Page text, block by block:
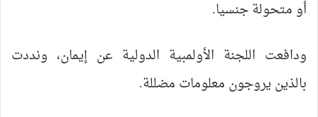
أو متحولة جنسيا.
ودافعت اللجنة الأولمبية الدولية عن إيمان، ونددت
بالذين يروجون معلومات مضللة.